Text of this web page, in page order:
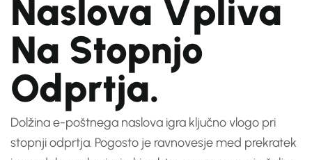
Naslova Vpliva
Na Stopnjo
Odprtja.
Dolžina e-poštnega naslova igra ključno vlogo pri
stopnji odprtja. Pogosto je ravnovesje med prekratek